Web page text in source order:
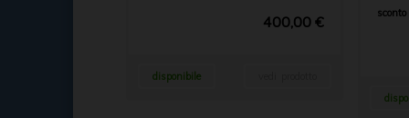
400,00 €
disponibile